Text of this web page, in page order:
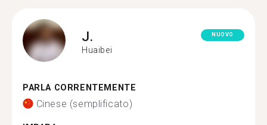
J.
Huaibei
NUOVO
PARLA CORRENTEMENTE
Cinese (semplificato)